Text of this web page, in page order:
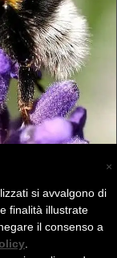
-
×
si avvalgono di
finalità illustrate
il consenso a